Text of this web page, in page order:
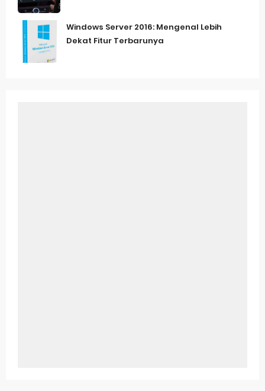
Windows Server 2016: Mengenal Lebih
Dekat Fitur Terbarunya